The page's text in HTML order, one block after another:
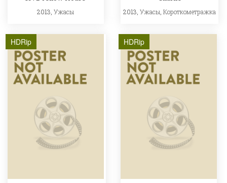
2013,Ужасы 2013,Ужасы ,Короткометражка
HDRip HDRip